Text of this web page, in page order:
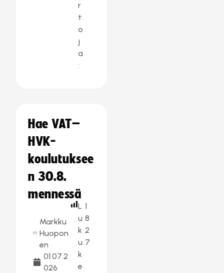
r
t
o
j
a
:
Hae VAT–
HVK-
koulutuksee
n 30.8.
mennessä
Markku
Huopon
en
01.07.2
026
L
u
k
u
k
e
1
8
2
7